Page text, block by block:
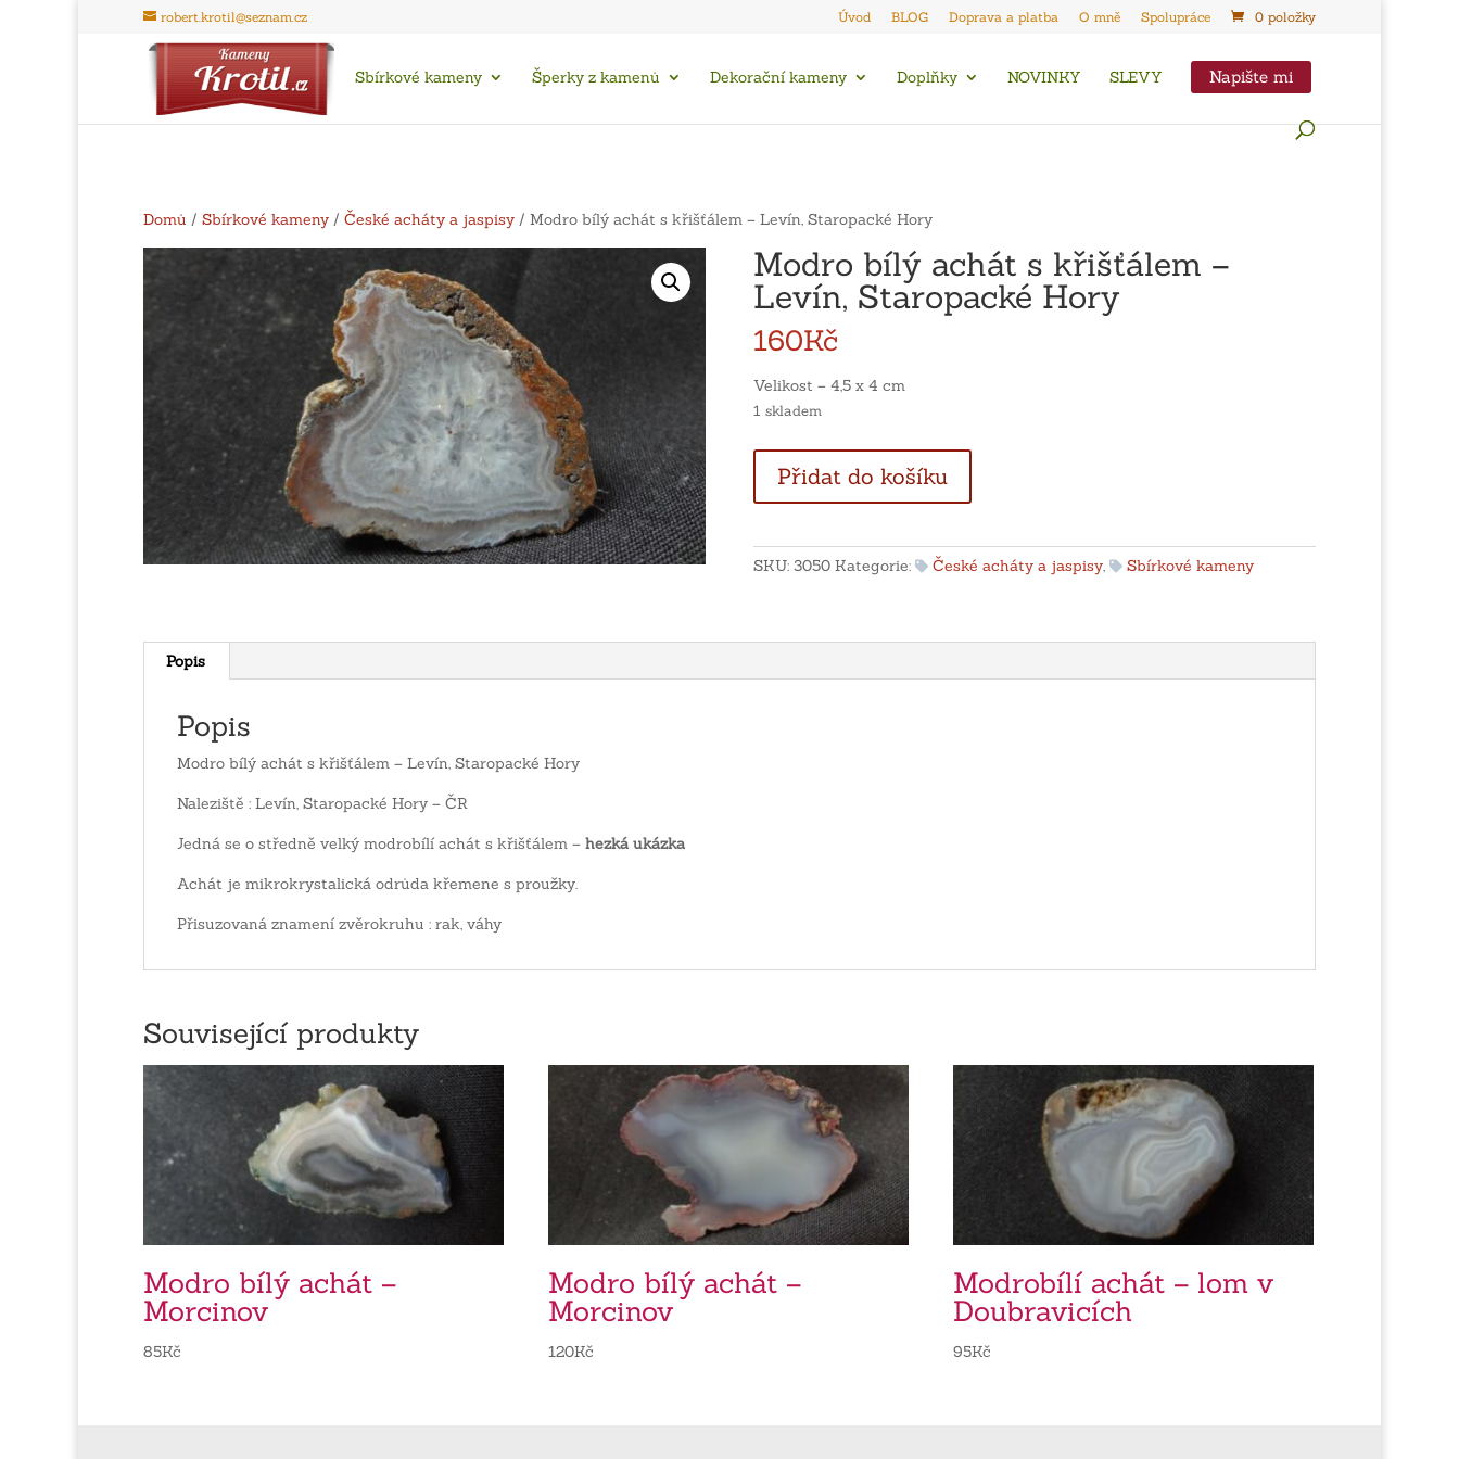
robert.krotil@seznam.cz Úvod BLOG Doprava a platba O mně Spolupráce 0 položky
Sbírkové kameny Šperky z kamenů Dekorační kameny Doplňky NOVINKY SLEVY Napište mi
Domů / Sbírkové kameny / České acháty a jaspisy / Modro bílý achát s křišťálem – Levín, Staropacké Hory
Modro bílý achát s křišťálem –
Levín, Staropacké Hory
160Kč
Velikost – 4,5 x 4 cm
1 skladem
bílý
achát
křišťálem
množství
Přidat do košíku
SKU: 3050 Kategorie: České acháty a jaspisy, Sbírkové kameny
Popis
Popis
Modro bílý achát s křišťálem – Levín, Staropacké Hory
Naleziště : Levín, Staropacké Hory – ČR
Jedná se o středně velký modrobílí achát s křišťálem – hezká ukázka
Achát je mikrokrystalická odrůda křemene s proužky.
Přisuzovaná znamení zvěrokruhu : rak, váhy
Související produkty
Modro bílý achát –
Morcinov
85Kč
Modro bílý achát –
Morcinov
120Kč
Modrobílí achát – lom v
Doubravicích
95Kč